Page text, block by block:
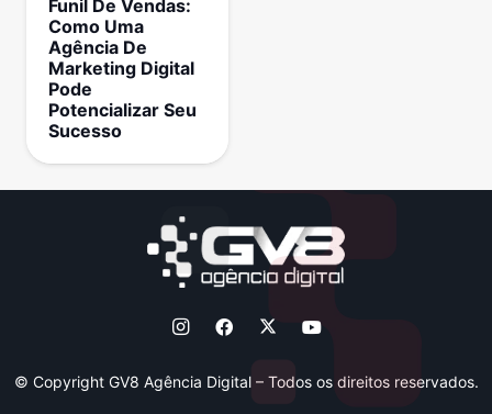
Funil De Vendas:
Como Uma
Agência De
Marketing Digital
Pode
Potencializar Seu
Sucesso
© Copyright GV8 Agência Digital – Todos os direitos reservados.